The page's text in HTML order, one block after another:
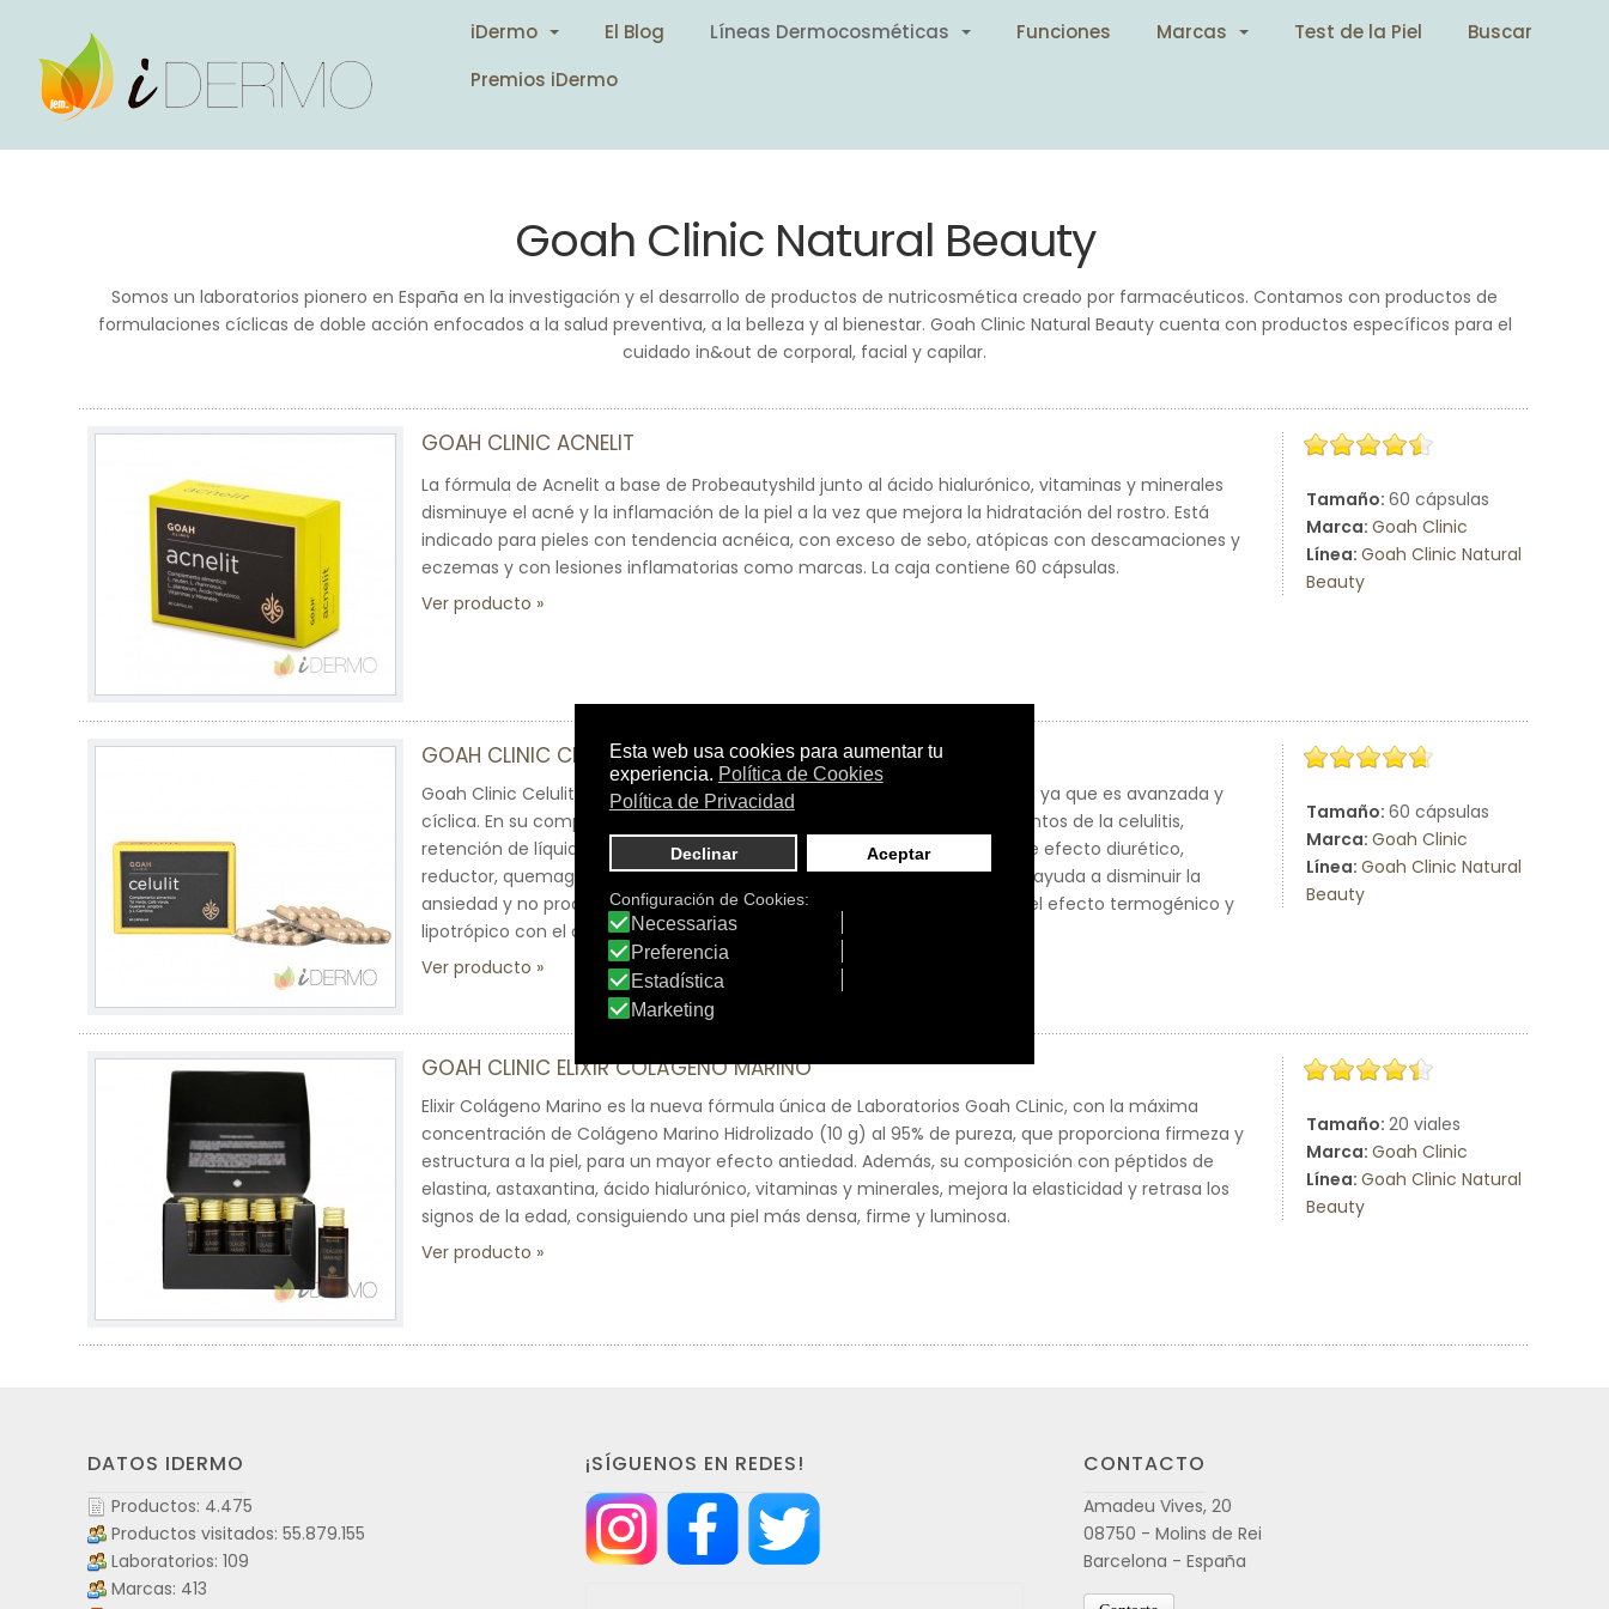
iDermo El Blog Líneas Dermocosméticas Funciones Marcas Test de la Piel
Buscar
Premios iDermo
Goah Clinic Natural Beauty
Somos un laboratorios pionero en España en la investigación y el desarrollo de productos de nutricosmética creado por farmacéuticos. Contamos con productos de
formulaciones cíclicas de doble acción enfocados a la salud preventiva, a la belleza y al bienestar. Goah Clinic Natural Beauty cuenta con productos específicos para el
cuidado in&out de corporal, facial y capilar.
Tamaño: 60 cápsulas
Marca: Goah Clinic
Línea: Goah Clinic Natural
Beauty
GOAH CLINIC ACNELIT
La fórmula de Acnelit a base de Probeautyshild junto al ácido hialurónico, vitaminas y minerales
disminuye el acné y la inflamación de la piel a la vez que mejora la hidratación del rostro. Está
indicado para pieles con tendencia acnéica, con exceso de sebo, atópicas con descamaciones y
eczemas y con lesiones inflamatorias como marcas. La caja contiene 60 cápsulas.
Ver producto
Tamaño: 60 cápsulas
Marca: Goah Clinic
Línea: Goah Clinic Natural
Beauty
GOAH CLINIC CELULIT
Goah Clinic Celulit es una de las mejores fórmulas que hay actualmente, ya que es avanzada y
cíclica. En su composición puedes encontrar beneficios para el tratamientos de la celulitis,
retención de líquidos, pérdida de volumen y movilización de grasas. Tiene efecto diurético,
reductor, quemagrasas, termogénico, saciante y anticelulítico. Además, ayuda a disminuir la
ansiedad y no produce nerviosismo. Su fórmula revolucionaria combina el efecto termogénico y
lipotrópico con el diurético para una mayor efectividad del producto.
Ver producto
Tamaño: 20 viales
Marca: Goah Clinic
Línea: Goah Clinic Natural
Beauty
GOAH CLINIC ELIXIR COLÁGENO MARINO
Elixir Colágeno Marino es la nueva fórmula única de Laboratorios Goah CLinic, con la máxima
concentración de Colágeno Marino Hidrolizado (10 g) al 95% de pureza, que proporciona firmeza y
estructura a la piel, para un mayor efecto antiedad. Además, su composición con péptidos de
elastina, astaxantina, ácido hialurónico, vitaminas y minerales, mejora la elasticidad y retrasa los
signos de la edad, consiguiendo una piel más densa, firme y luminosa.
Ver producto
DATOS IDERMO
Productos: 4.475
Productos visitados: 55.879.155
Laboratorios: 109
Marcas: 413
¡SÍGUENOS EN REDES! CONTACTO
Amadeu Vives, 20
08750 - Molins de Rei
Barcelona - España